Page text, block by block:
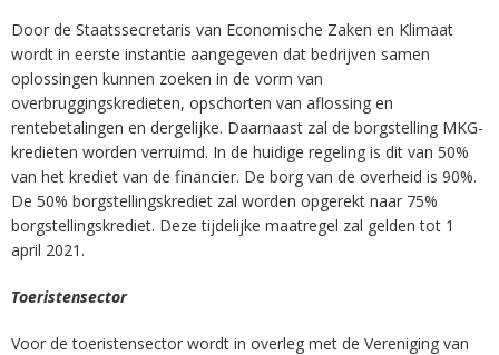
Door de Staatssecretaris van Economische Zaken en Klimaat
wordt in eerste instantie aangegeven dat bedrijven samen
oplossingen kunnen zoeken in de vorm van
overbruggingskredieten, opschorten van aflossing en
rentebetalingen en dergelijke. Daarnaast zal de borgstelling MKG-
kredieten worden verruimd. In de huidige regeling is dit van 50%
van het krediet van de financier. De borg van de overheid is 90%.
De 50% borgstellingskrediet zal worden opgerekt naar 75%
borgstellingskrediet. Deze tijdelijke maatregel zal gelden tot 1
april 2021.
Toeristensector
Voor de toeristensector wordt in overleg met de Vereniging van